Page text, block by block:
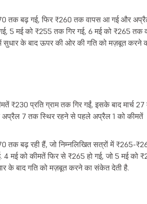
तक बढ़ गई, फिर ₹260 तक वापस आ गई और
5 मई को ₹255 तक गिर गई, 6 मई को ₹265 तक
के बाद ऊपर की ओर की गति को मज़बूत करने
₹230 प्रति ग्राम तक गिर गईं, इसके बाद मार्च 27
7 तक स्थिर रहने से पहले अप्रैल 1 को कीमतें
बढ़ रही हैं, जो निम्नलिखित सत्रों में ₹265-
मई को कीमतें फिर से ₹265 हो गई, जो 5 मई को
के बाद गति को मज़बूत करने का संकेत देती है.